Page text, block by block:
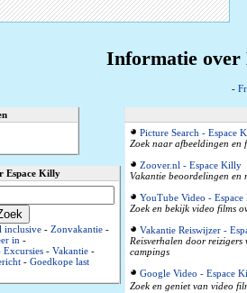
Informatie
-
Espace Killy
inclusive- Zonvakantie-
in-
Excursies- Vakantie-
- Goedkope last
Picture Search - Espace
Zoek naar afbeeldingen en
Zoover.nl - Espace Killy
Vakantie beoordelingen en
YouTube Video -
Zoek en bekijk video films
Vakantie Reiswijzer -
Reisverhalen door reizigers
campings
Google Video - Espace
Zoek en geniet van video